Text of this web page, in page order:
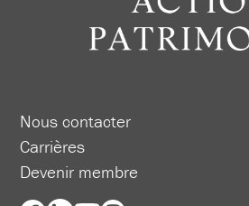
Nous contacter
Carrières
Devenir membre